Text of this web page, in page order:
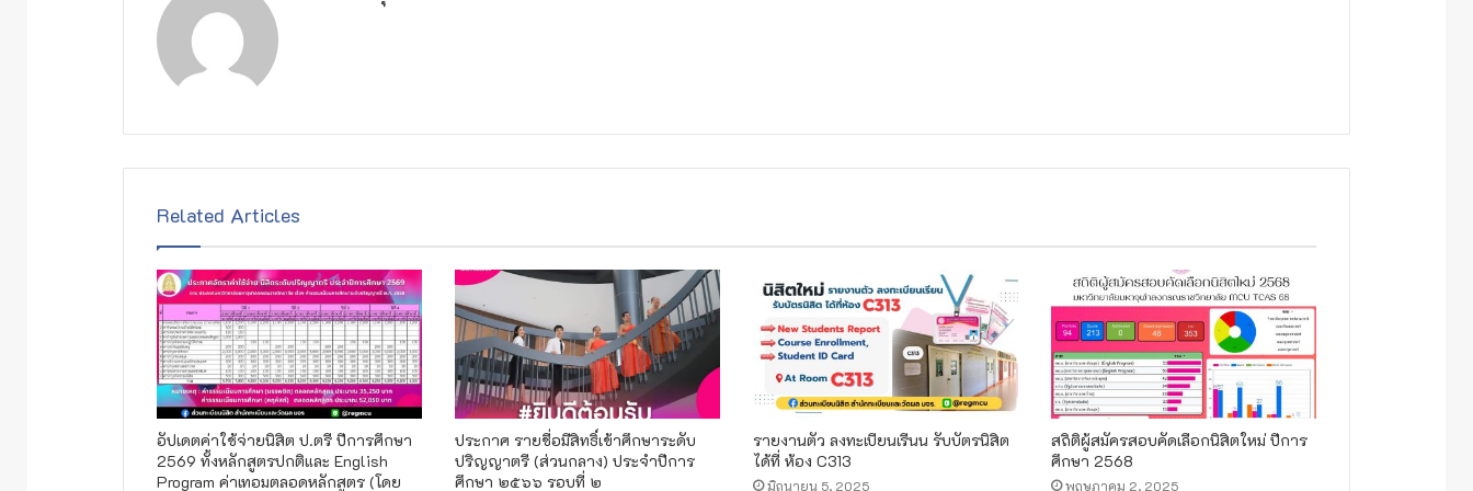
Related Articles
อัปเดตค่าใช้จ่ายนิสิต ป.ตรี ปีการศึกษา
2569 ทั้งหลักสูตรปกติและ English
Program ค่าเทอมตลอดหลักสูตร (โดย
ประกาศ รายชื่อมีสิทธิ์เข้าศึกษาระดับ
ปริญญาตรี (ส่วนกลาง) ประจำปีการ
ศึกษา ๒๕๖๖ รอบที่ ๒
รายงานตัว ลงทะเบียนเรีนน รับบัตรนิสิต
ได้ที่ ห้อง C313
มิถุนายน 5, 2025
สถิติผู้สมัครสอบคัดเลือกนิสิตใหม่ ปีการ
ศึกษา 2568
พฤษภาคม 2, 2025